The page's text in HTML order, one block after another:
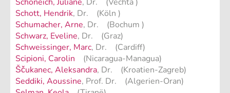
Schott, Hendrik, Dr. (Köln )
Schumacher, Arne, Dr. (Bochum )
Schwarz, Eveline, Dr. (Graz)
Schweissinger, Marc, Dr. (Cardiff)
Scipioni, Carolin (Nicaragua-Managua)
Ščukanec, Aleksandra, Dr. (Kroatien-Zagreb)
Seddiki, Aoussine, Prof. Dr. (Algerien-Oran)